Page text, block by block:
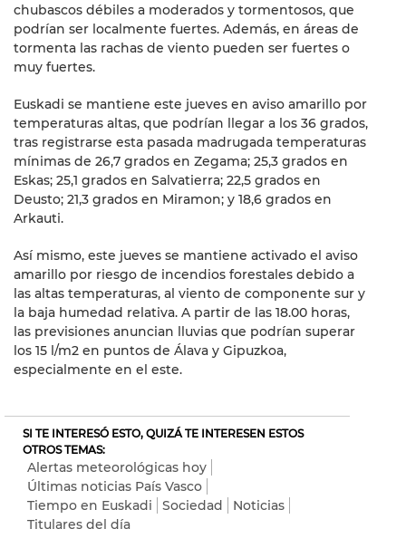
chubascos débiles a moderados y tormentosos, que
podrían ser localmente fuertes. Además, en áreas de
tormenta las rachas de viento pueden ser fuertes o
muy fuertes.
Euskadi se mantiene este jueves en aviso amarillo por
temperaturas altas, que podrían llegar a los 36 grados,
tras registrarse esta pasada madrugada temperaturas
mínimas de 26,7 grados en Zegama; 25,3 grados en
Eskas; 25,1 grados en Salvatierra; 22,5 grados en
Deusto; 21,3 grados en Miramon; y 18,6 grados en
Arkauti.
Así mismo, este jueves se mantiene activado el aviso
amarillo por riesgo de incendios forestales debido a
las altas temperaturas, al viento de componente sur y
la baja humedad relativa. A partir de las 18.00 horas,
las previsiones anuncian lluvias que podrían superar
los 15 l/m2 en puntos de Álava y Gipuzkoa,
especialmente en el este.
SI TE INTERESÓ ESTO, QUIZÁ TE INTERESEN ESTOS
OTROS TEMAS:
Alertas meteorológicas hoy
Últimas noticias País Vasco
Tiempo en Euskadi
Sociedad
Noticias
Titulares del día